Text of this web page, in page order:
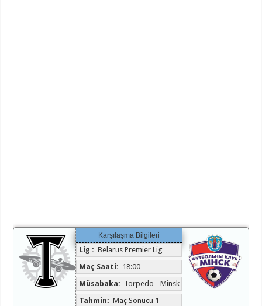
Karşılaşma Bilgileri
Lig : Belarus Premier Lig
Maç Saati: 18:00
Müsabaka: Torpedo - Minsk
Tahmin: Maç Sonucu 1